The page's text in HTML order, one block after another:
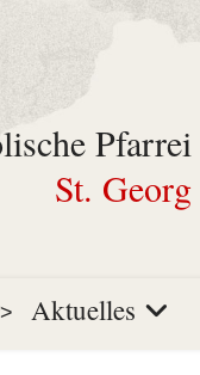
Pfarrei
St. Georg
Aktuelles